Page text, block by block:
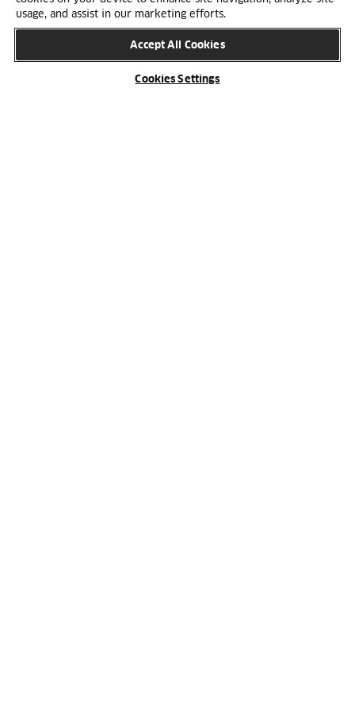
tillräckligt högt för att hänga långa klänningar, men
inte högre än att du kan nå galgarna.
usage, and assist in our marketing efforts.
Accept All Cookies
Cookies Settings